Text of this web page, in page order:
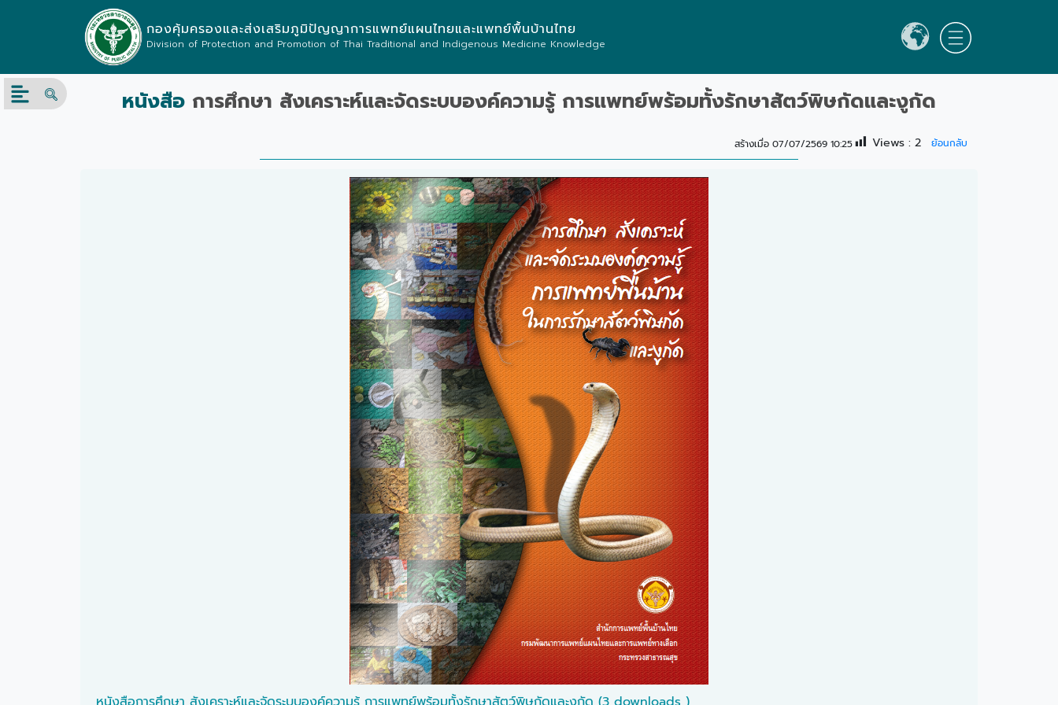
กองคุ้มครองและส่งเสริมภูมิปัญญาการแพทย์แผนไทยและแพทย์พื้นบ้านไทย
Division of Protection and Promotion of Thai Traditional and Indigenous Medicine Knowledge
หนังสือ การศึกษา สังเคราะห์และจัดระบบองค์ความรู้ การแพทย์พร้อมทั้งรักษาสัตว์พิษกัดและงูกัด
สร้างเมื่อ 07/07/2569 10:25 Views : 2 ย้อนกลับ